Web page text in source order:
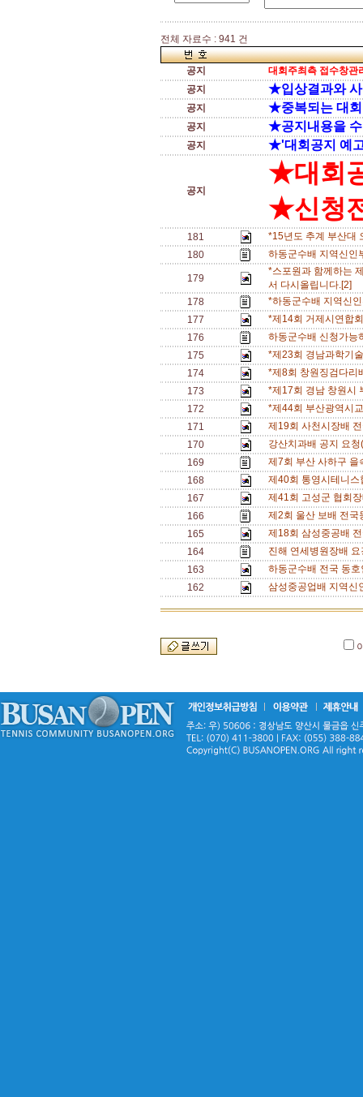
전체 자료수 : 941 건
공지
대회주최측 접수창관
공지
★입상결과와
공지 ★중복되는 대
공지 ★공지내용을
공지 ★'대회공지 예
공지
★대회
★신청
181
*15년도 추계 부산대
180
하동군수배 지역신
179
*스포원과 함께하는
서 다시올립니다.[2]
178
*하동군수배 지역신
177
*제14회 거제시연합
176
하동군수배 신청가
175
*제23회 경남과학기
174
*제8회 창원징검다
173
*제17회 경남 창원시
172
*제44회 부산광역시
171
제19회 사천시장배
170
강산치과배 공지 요
169
제7회 부산 사하구
168
제40회 통영시테니
167
제41회 고성군 협회
166
제2회 울산 보배 전
165
제18회 삼성중공배
164
진해 연세병원장배
163
하동군수배 전국 동
162
삼성중공업배 지역